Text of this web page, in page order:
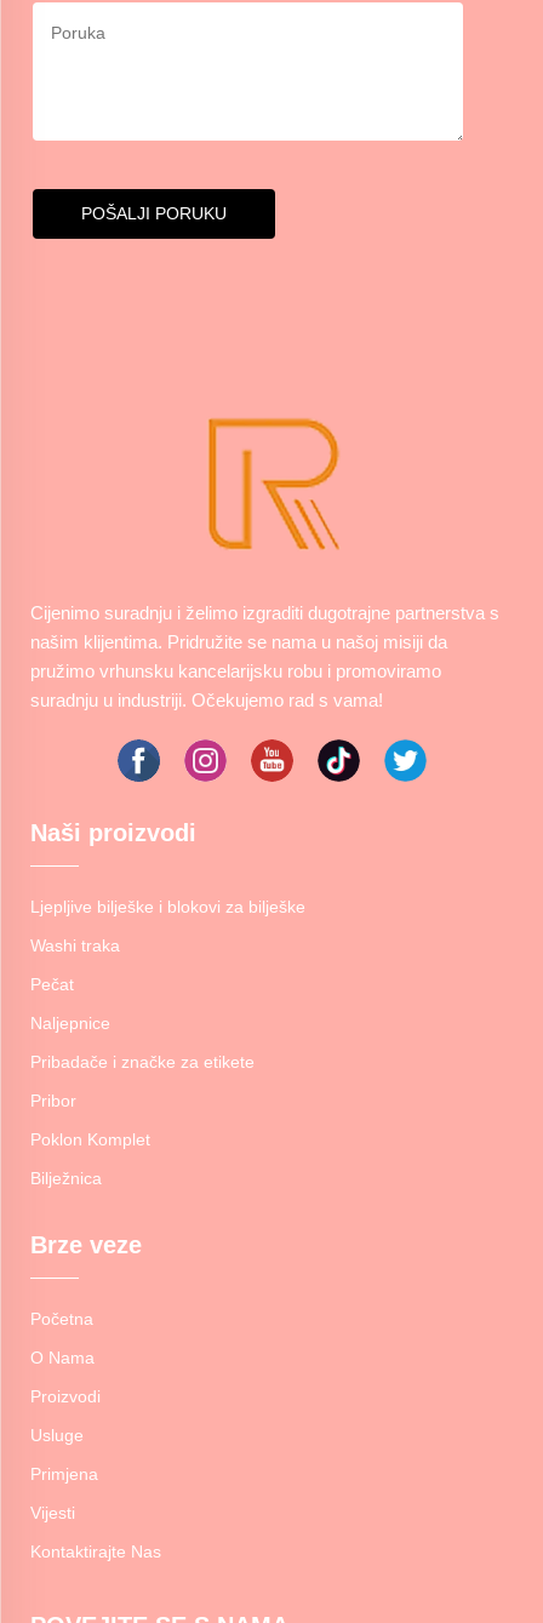
POŠALJI PORUKU
Cijenimo suradnju i želimo izgraditi dugotrajne partnerstva s
našim klijentima. Pridružite se nama u našoj misiji da
pružimo vrhunsku kancelarijsku robu i promoviramo
suradnju u industriji. Očekujemo rad s vama!
Naši proizvodi
Ljepljive bilješke i blokovi za bilješke
Washi traka
Pečat
Naljepnice
Pribadače i značke za etikete
Pribor
Poklon Komplet
Bilježnica
Brze veze
Početna
O Nama
Proizvodi
Usluge
Primjena
Vijesti
Kontaktirajte Nas